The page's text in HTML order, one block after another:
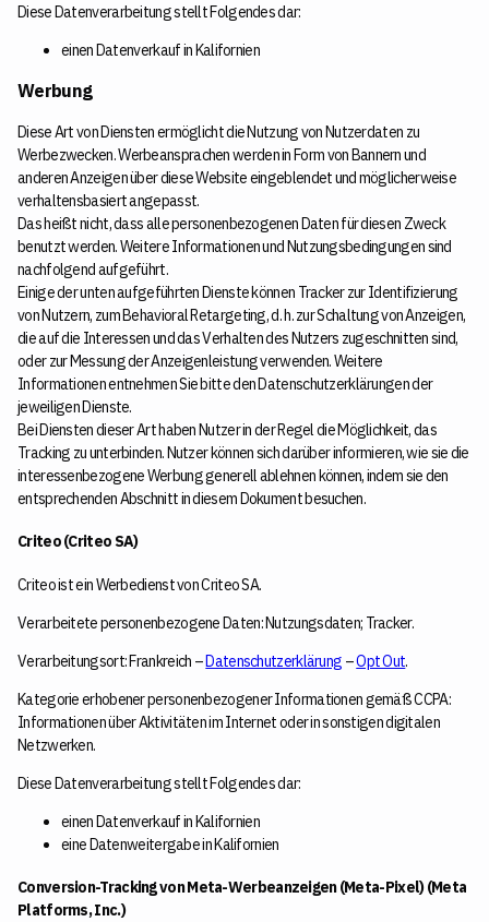
Diese Datenverarbeitung stellt Folgendes dar:
einen Datenverkauf in Kalifornien
Werbung
Diese Art von Diensten ermöglicht die Nutzung von Nutzerdaten zu
Werbezwecken. Werbeansprachen werden in Form von Bannern und
anderen Anzeigen über diese Website eingeblendet und möglicherweise
verhaltensbasiert angepasst.
Das heißt nicht, dass alle personenbezogenen Daten für diesen Zweck
benutzt werden. Weitere Informationen und Nutzungsbedingungen sind
nachfolgend aufgeführt.
Einige der unten aufgeführten Dienste können Tracker zur Identifizierung
von Nutzern, zum Behavioral Retargeting, d. h. zur Schaltung von Anzeigen,
die auf die Interessen und das Verhalten des Nutzers zugeschnitten sind,
oder zur Messung der Anzeigenleistung verwenden. Weitere
Informationen entnehmen Sie bitte den Datenschutzerklärungen der
jeweiligen Dienste.
Bei Diensten dieser Art haben Nutzer in der Regel die Möglichkeit, das
Tracking zu unterbinden. Nutzer können sich darüber informieren, wie sie die
interessenbezogene Werbung generell ablehnen können, indem sie den
entsprechenden Abschnitt in diesem Dokument besuchen.
Criteo (Criteo SA)
Criteo ist ein Werbedienst von Criteo SA.
Verarbeitete personenbezogene Daten: Nutzungsdaten; Tracker.
Verarbeitungsort: Frankreich –Datenschutzerklärung –Opt Out.
Kategorie erhobener personenbezogener Informationen gemäß CCPA:
Informationen über Aktivitäten im Internet oder in sonstigen digitalen
Netzwerken.
Diese Datenverarbeitung stellt Folgendes dar:
einen Datenverkauf in Kalifornien
eine Datenweitergabe in Kalifornien
Conversion-Tracking von Meta-Werbeanzeigen (Meta-Pixel) (Meta
Platforms, Inc.)